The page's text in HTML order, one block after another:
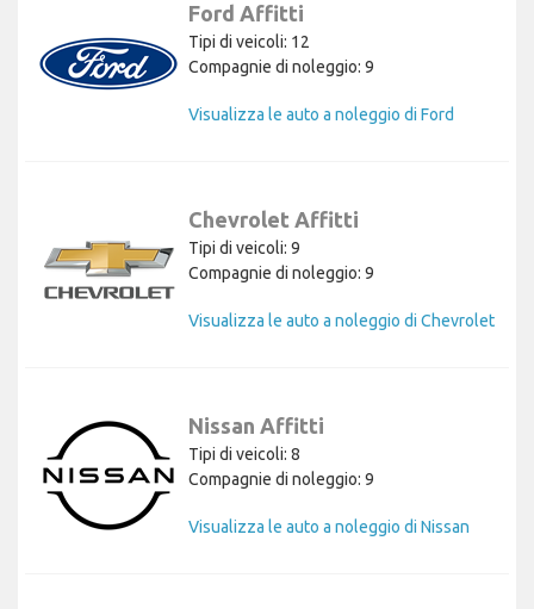
Ford Affitti
Tipi di veicoli: 12
Compagnie di noleggio: 9
Visualizza le auto a noleggio di Ford
Chevrolet Affitti
Tipi di veicoli: 9
Compagnie di noleggio: 9
Visualizza le auto a noleggio di Chevrolet
Nissan Affitti
Tipi di veicoli: 8
Compagnie di noleggio: 9
Visualizza le auto a noleggio di Nissan